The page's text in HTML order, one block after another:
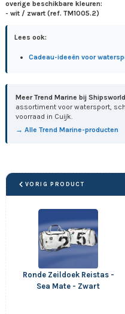
overige beschikbare kleuren:
- wit / zwart (ref. TM1005.2)
Lees ook:
Cadeau-ideeën voor
Meer Trend Marine bij
assortiment voor watersport,
voorraad in Cuijk.
→ Alle Trend Marine-producten
VORIG PRODUCT
Ronde Zeildoek Reistas -
Sea Mate - Zwart